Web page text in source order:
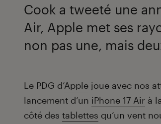
Cook a tweeté une
Air, Apple met ses
non pas une, mais
Introduction
Le PDG d’Apple joue avec nos
lancement d’un iPhone 17 Air à
côté des tablettes qu’un vent